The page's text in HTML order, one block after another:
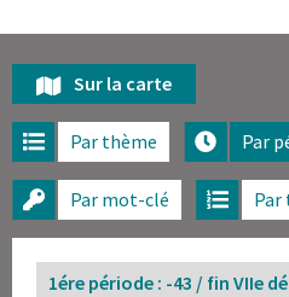
Sur la carte
Par thème Par
Par mot-clé
1ére période : -43 / fin VIIe